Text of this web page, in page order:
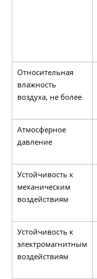
Относительная
влажность
воздуха, не более
Атмосферное
давление
Устойчивость к
механическим
воздействиям
Устойчивость к
электромагнитным
воздействиям